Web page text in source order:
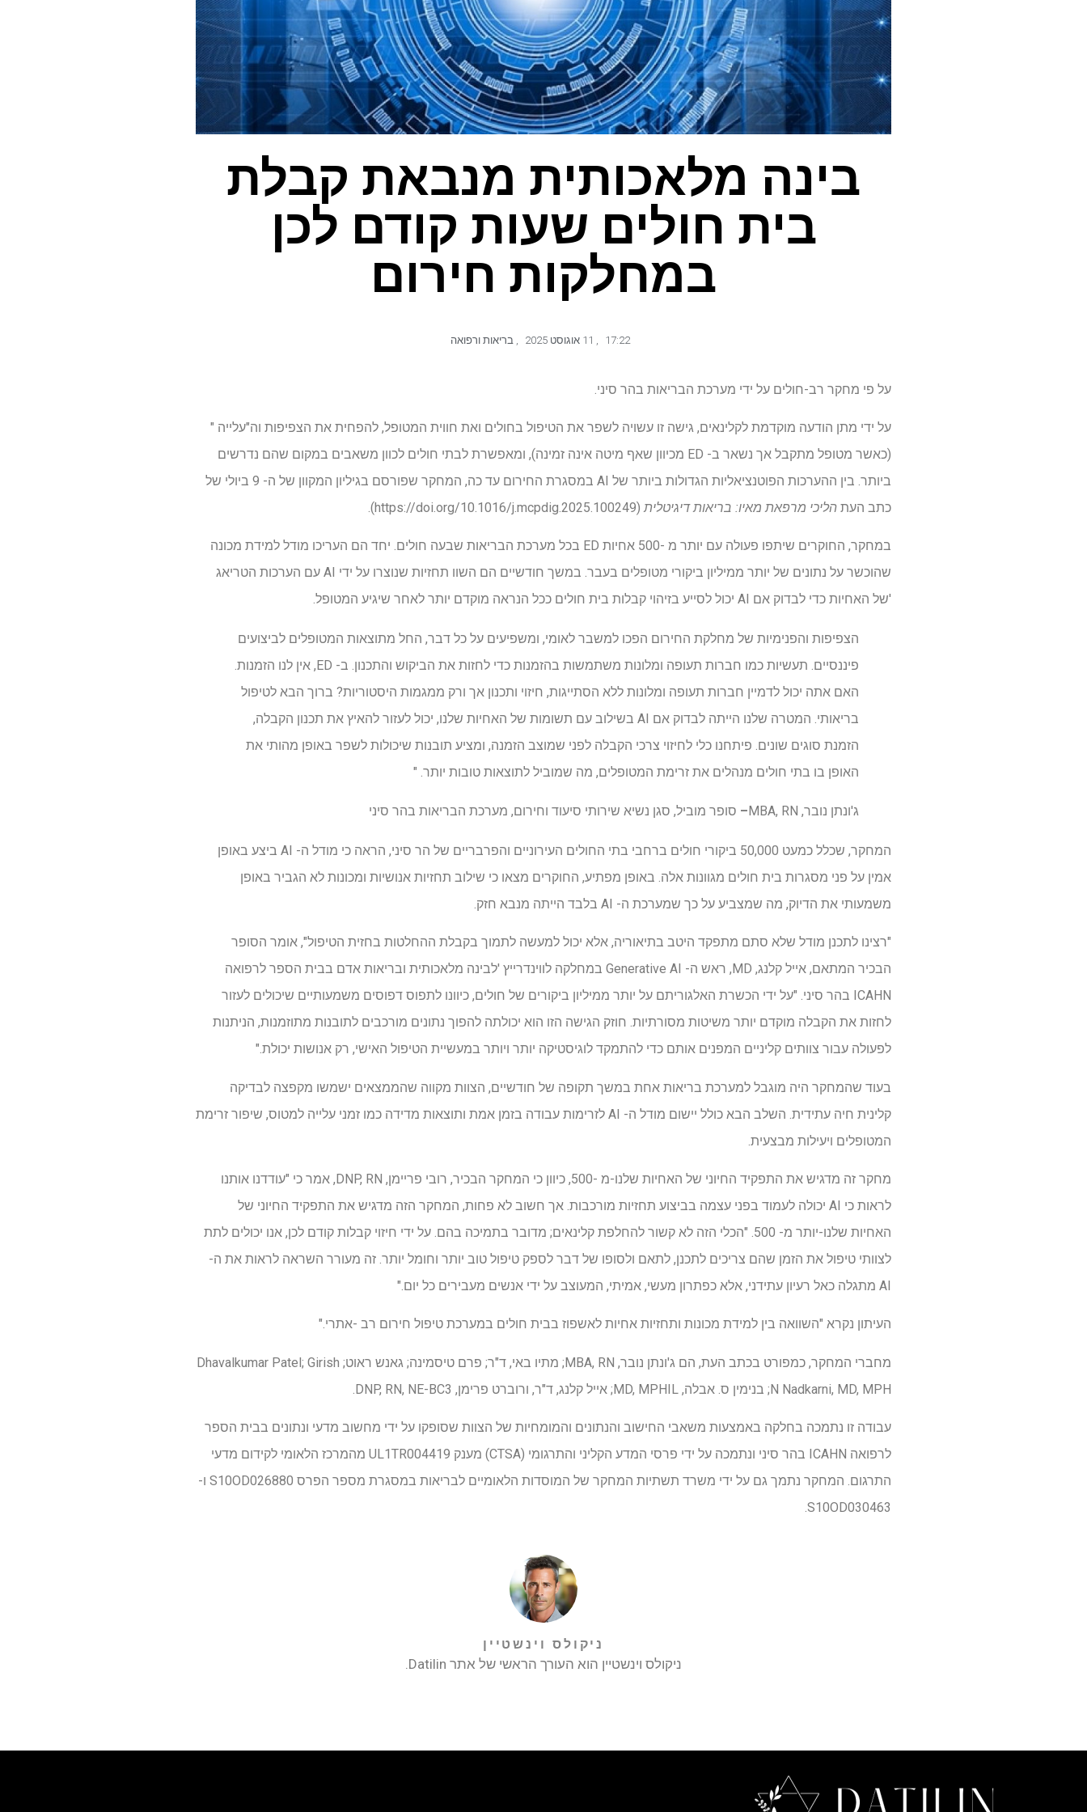
בינה מלאכותית מנבאת קבלת
בית חולים שעות קודם לכן
במחלקות חירום
17:22
,
, בריאות ורפואה
על פי מחקר רב-חולים על ידי מערכת הבריאות בהר סיני.
על ידי מתן הודעה מוקדמת לקלינאים, גישה זו עשויה לשפר את הטיפול בחולים ואת חווית המטופל, להפחית את הצפיפות וה"עלייה "
(כאשר מטופל מתקבל אך נשאר ב- ED מכיוון שאף מיטה אינה זמינה), ומאפשרת לבתי חולים לכוון משאבים במקום שהם נדרשים
ביותר. בין ההערכות הפוטנציאליות הגדולות ביותר של AI במסגרת החירום עד כה, המחקר שפורסם בגיליון המקוון של ה- 9 ביולי של
כתב העת הליכי מרפאת מאיו: בריאות דיגיטלית(https://doi.org/10.1016/j.mcpdig.2025.100249).
במחקר, החוקרים שיתפו פעולה עם יותר מ -500 אחיות ED בכל מערכת הבריאות שבעה חולים. יחד הם העריכו מודל למידת מכונה
שהוכשר על נתונים של יותר ממיליון ביקורי מטופלים בעבר. במשך חודשיים הם השוו תחזיות שנוצרו על ידי AI עם הערכות הטריאג
'של האחיות כדי לבדוק אם AI יכול לסייע בזיהוי קבלות בית חולים ככל הנראה מוקדם יותר לאחר שיגיע המטופל.
הצפיפות והפנימיות של מחלקת החירום הפכו למשבר לאומי, ומשפיעים על כל דבר, החל מתוצאות המטופלים לביצועים
פיננסיים. תעשיות כמו חברות תעופה ומלונות משתמשות בהזמנות כדי לחזות את הביקוש והתכנון. ב- ED, אין לנו הזמנות.
האם אתה יכול לדמיין חברות תעופה ומלונות ללא הסתייגות, חיזוי ותכנון אך ורק ממגמות היסטוריות? ברוך הבא לטיפול
בריאותי. המטרה שלנו הייתה לבדוק אם AI בשילוב עם תשומות של האחיות שלנו, יכול לעזור להאיץ את תכנון הקבלה,
הזמנת סוגים שונים. פיתחנו כלי לחיזוי צרכי הקבלה לפני שמוצב הזמנה, ומציע תובנות שיכולות לשפר באופן מהותי את
האופן בו בתי חולים מנהלים את זרימת המטופלים, מה שמוביל לתוצאות טובות יותר. "
ג'ונתן נובר, MBA, RN – סופר מוביל, סגן נשיא שירותי סיעוד וחירום, מערכת הבריאות בהר סיני
המחקר, שכלל כמעט 50,000 ביקורי חולים ברחבי בתי החולים העירוניים והפרבריים של הר סיני, הראה כי מודל ה- AI ביצע באופן
אמין על פני מסגרות בית חולים מגוונות אלה. באופן מפתיע, החוקרים מצאו כי שילוב תחזיות אנושיות ומכונות לא הגביר באופן
משמעותי את הדיוק, מה שמצביע על כך שמערכת ה- AI בלבד הייתה מנבא חזק.
"רצינו לתכנן מודל שלא סתם מתפקד היטב בתיאוריה, אלא יכול למעשה לתמוך בקבלת ההחלטות בחזית הטיפול", אומר הסופר
הבכיר המתאם, אייל קלנג, MD, ראש ה- Generative AI במחלקה לווינדרייץ 'לבינה מלאכותית ובריאות אדם בבית הספר לרפואה
ICAHN בהר סיני. "על ידי הכשרת האלגוריתם על יותר ממיליון ביקורים של חולים, כיוונו לתפוס דפוסים משמעותיים שיכולים לעזור
לחזות את הקבלה מוקדם יותר משיטות מסורתיות. חוזק הגישה הזו הוא יכולתה להפוך נתונים מורכבים לתובנות מתוזמנות, הניתנות
לפעולה עבור צוותים קליניים המפנים אותם כדי להתמקד לוגיסטיקה יותר ויותר במעשיית הטיפול האישי, רק אנושות יכולת."
בעוד שהמחקר היה מוגבל למערכת בריאות אחת במשך תקופה של חודשיים, הצוות מקווה שהממצאים ישמשו מקפצה לבדיקה
קלינית חיה עתידית. השלב הבא כולל יישום מודל ה- AI לזרימות עבודה בזמן אמת ותוצאות מדידה כמו זמני עלייה למטוס, שיפור זרימת
המטופלים ויעילות מבצעית.
מחקר זה מדגיש את התפקיד החיוני של האחיות שלנו-מ -500, כיוון כי המחקר הבכיר, רובי פריימן, DNP, RN, אמר כי "עודדנו אותנו
לראות כי AI יכולה לעמוד בפני עצמה בביצוע תחזיות מורכבות. אך חשוב לא פחות, המחקר הזה מדגיש את התפקיד החיוני של
האחיות שלנו-יותר מ- 500. "הכלי הזה לא קשור להחלפת קלינאים; מדובר בתמיכה בהם. על ידי חיזוי קבלות קודם לכן, אנו יכולים לתת
לצוותי טיפול את הזמן שהם צריכים לתכנן, לתאם ולסופו של דבר לספק טיפול טוב יותר וחומל יותר. זה מעורר השראה לראות את ה-
AI מתגלה כאל רעיון עתידני, אלא כפתרון מעשי, אמיתי, המעוצב על ידי אנשים מעבירים כל יום."
העיתון נקרא "השוואה בין למידת מכונות ותחזיות אחיות לאשפוז בבית חולים במערכת טיפול חירום רב -אתרי."
מחברי המחקר, כמפורט בכתב העת, הם ג'ונתן נובר, MBA, RN; מתיו באי, ד"ר; פרם טיסמינה; גאנש ראוט; Dhavalkumar Patel; Girish
N Nadkarni, MD, MPH; בנימין ס. אבלה, MD, MPHIL; אייל קלנג, ד"ר, ורוברט פרימן, DNP, RN, NE-BC3.
עבודה זו נתמכה בחלקה באמצעות משאבי החישוב והנתונים והמומחיות של הצוות שסופקו על ידי מחשוב מדעי ונתונים בבית הספר
לרפואה ICAHN בהר סיני ונתמכה על ידי פרסי המדע הקליני והתרגומי (CTSA) מענק UL1TR004419 מהמרכז הלאומי לקידום מדעי
התרגום. המחקר נתמך גם על ידי משרד תשתיות המחקר של המוסדות הלאומיים לבריאות במסגרת מספר הפרס S10OD026880 ו-
S10OD030463.
ניקולס וינשטיין
ניקולס וינשטיין הוא העורך הראשי של אתר Datilin.